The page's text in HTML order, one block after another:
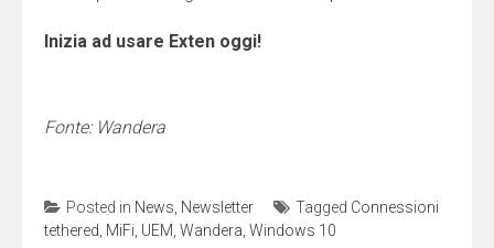
Inizia ad usare Exten oggi!
Fonte: Wandera
Posted in News Newsletter Tagged Connessioni
tethered MiFi UEM Wandera Windows 10